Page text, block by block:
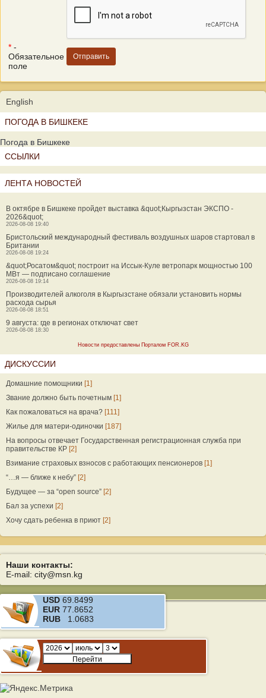
* -
Обязательное
поле
English
ПОГОДА В БИШКЕКЕ
Погода в Бишкеке
ССЫЛКИ
ЛЕНТА НОВОСТЕЙ
В октябре в Бишкеке пройдет выставка &quot;Кыргызстан ЭКСПО -
2026&quot;
2026-08-08 19:40
Бристольский международный фестиваль воздушных шаров стартовал в
Британии
2026-08-08 19:24
&quot;Росатом&quot; построит на Иссык-Куле ветропарк мощностью 100
МВт — подписано соглашение
2026-08-08 19:14
Производителей алкоголя в Кыргызстане обязали установить нормы
расхода сырья
2026-08-08 18:51
9 августа: где в регионах отключат свет
2026-08-08 18:30
Новости предоставлены Порталом FOR.KG
ДИСКУССИИ
Домашние помощники [1]
Звание должно быть почетным [1]
Как пожаловаться на врача? [111]
Жилье для матери-одиночки [187]
На вопросы отвечает Государственная регистрационная служба при
правительстве КР [2]
Взимание страховых взносов с работающих пенсионеров [1]
“…я — ближе к небу” [2]
Будущее — за “open source” [2]
Бал за успехи [2]
Хочу сдать ребенка в приют [2]
Наши контакты:
E-mail: city@msn.kg
USD 69.8499
EUR 77.8652
RUB 1.0683